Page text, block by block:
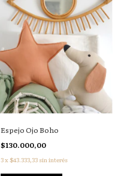
Espejo Ojo Boho
$130.000,00
3x $43.333,33 sin interés